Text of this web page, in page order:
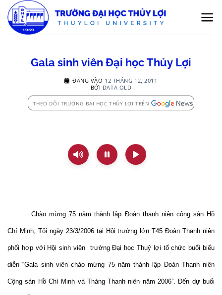
qua
nội
Gala sinh viên Đại học Thủy Lợi
ĐĂNG VÀO 12 THÁNG 12, 2011
BỞI DATA OLD
THEO DÕI TRƯỜNG ĐẠI HỌC THỦY LỢI TRÊN
Chào mừng 75 năm thành lập Đoàn thanh niên cộng sản Hồ
Chí Minh, Tối ngày 23/3/2006 tại Hội trường lớn T45 Đoàn Thanh niên
phối hợp với Hội sinh viên trường Đại học Thuỷ lợi tổ chức buổi biểu
diễn “Gala sinh viên chào mừng 75 năm thành lập Đoàn Thanh niên
Cộng sản Hồ Chí Minh và Tháng Thanh niên năm 2006”. Đến dự buổi